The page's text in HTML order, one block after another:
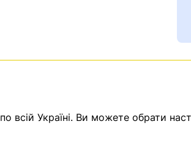
всій Україні. Ви можете обрати